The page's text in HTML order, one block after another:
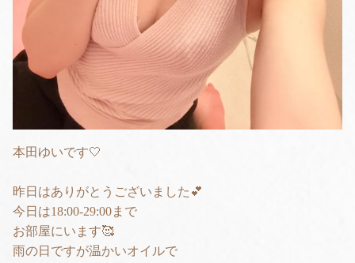
本田ゆいです🤍
昨日はありがとうございました💕
今日は18:00-29:00まで
お部屋にいます🥰
雨の日ですが温かいオイルで